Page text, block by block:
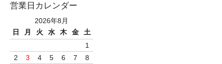
営業日カレンダー
2026年8月
日
月 火 水 木 金
土
1
2
3 4 5 6 7
8